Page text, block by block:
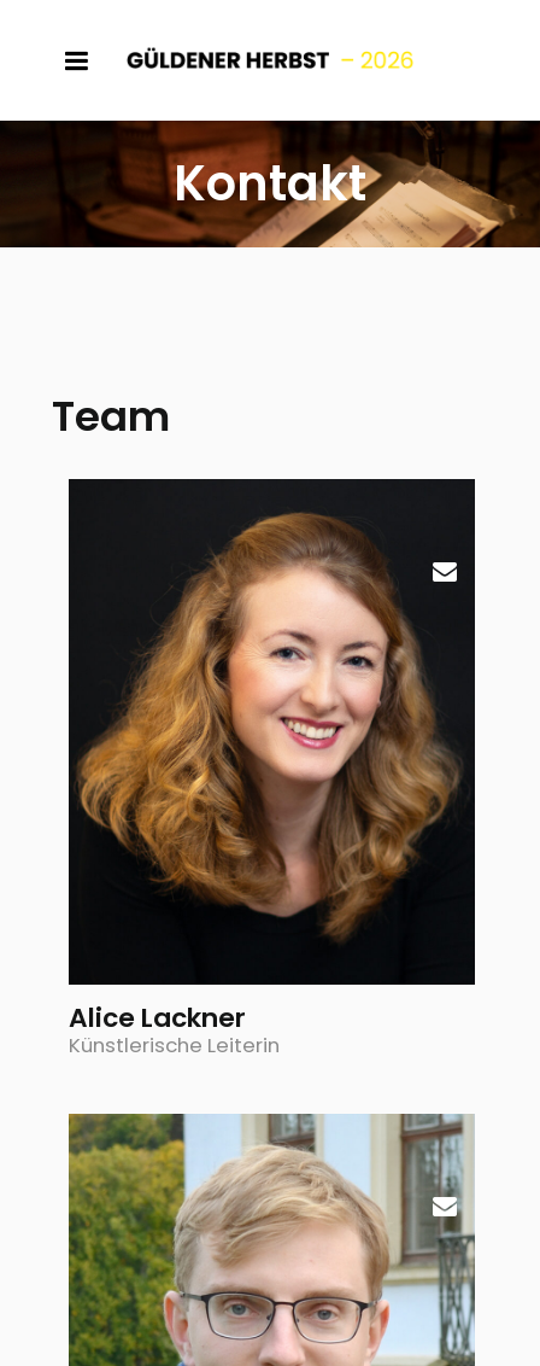
Kontakt
Team
Alice Lackner
Künstlerische Leiterin